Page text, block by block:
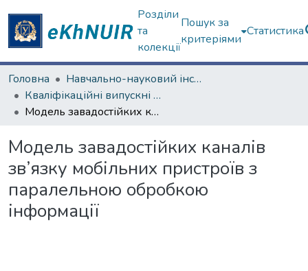
Розділи
та
колекції
Пошук за
критеріями
Статистика
Головна
Навчально-науковий інститут комп'ютерних наук та штучного інтелекту
Кваліфікаційні випускні роботи магістрів. Навчально-науковий інститут комп'ютерних наук та штучного інтелекту
Модель завадостійких каналів зв’язку мобільних пристроїв з паралельною обробкою інформації
Модель завадостійких каналів
зв’язку мобільних пристроїв з
паралельною обробкою
інформації